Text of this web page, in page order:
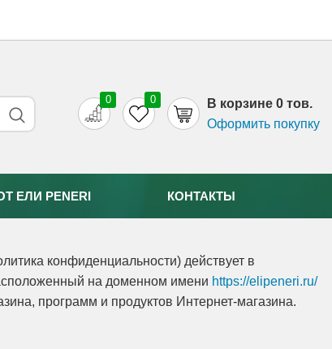
B корзине 0 тов.
Оформить покупку
0
0
EЛИ PENERI КОНТАКТЫ
конфиденциальности) действует в
на доменном имени https://elipeneri.ru/
программ и продуктов Интернет-магазина.